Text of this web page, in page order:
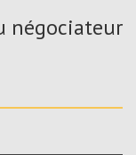
négociateur